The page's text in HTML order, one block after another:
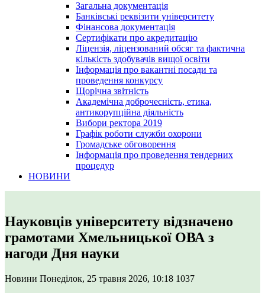
Загальна документація
Банківські реквізити університету
Фінансова документація
Сертифікати про акредитацію
Ліцензія, ліцензований обсяг та фактична
кількість здобувачів вищої освіти
Інформація про вакантні посади та
проведення конкурсу
Щорічна звітність
Академічна доброчесність, етика,
антикорупційна діяльність
Вибори ректора 2019
Графік роботи служби охорони
Громадське обговорення
Інформація про проведення тендерних
процедур
НОВИНИ
Науковців університету відзначено
грамотами Хмельницької ОВА з
нагоди Дня науки
Новини Понеділок, 25 травня 2026, 10:18 1037